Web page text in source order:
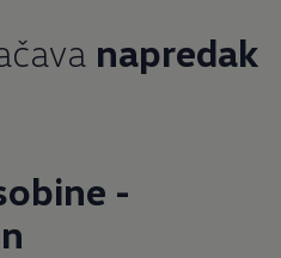
napredak
-